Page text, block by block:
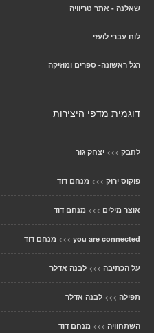
שאלנה - אתר טריוויה
לוח עברי לועזי
רגל ראשונה- ספרים ומוזיקה
דוגמית מדפי היצירות
לחבק >>> יצחק גור
פוקוס ירוק >>> מנחם דוד
אוצר מילים >>> מנחם דוד
you are connected
>>> מנחם דוד
על הכתיבה >>> לבנה אדלר
תפילה >>> לבנה אדלר
השתחוויה >>> מנחם דוד